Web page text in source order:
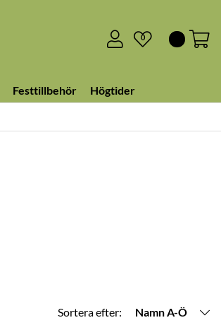
0
Festtillbehör Högtider
Sortera efter:
Namn A-Ö